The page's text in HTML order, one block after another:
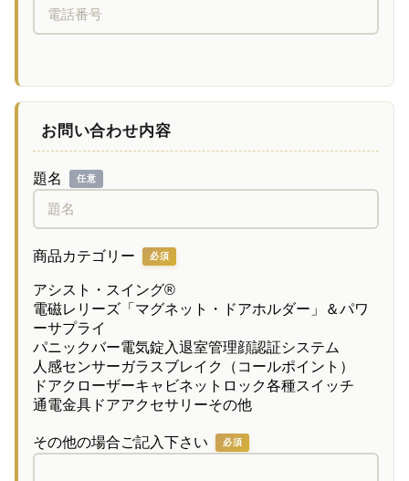
お問い合わせ内容
題名 任意
商品カテゴリー 必須
アシスト・スイング®
電磁レリーズ「マグネット・ドアホルダー」＆パワ
ーサプライ
パニックバー電気錠 入退室管理顔認証システム
人感センサーガラスブレイク（コールポイント）
ドアクローザーキャビネットロック各種スイッチ
通電金具 ドアアクセサリーその他
その他の場合ご記入下さい 必須